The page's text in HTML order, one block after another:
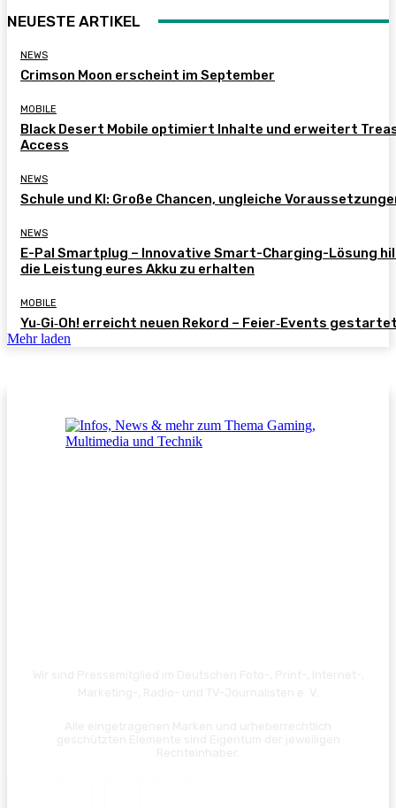
NEUESTE ARTIKEL
NEWS
Crimson Moon erscheint im September
MOBILE
Black Desert Mobile optimiert Inhalte und erweitert
Access
NEWS
Schule und KI: Große Chancen, ungleiche
NEWS
E-Pal Smartplug – Innovative Smart-Charging-Lösung
die Leistung eures Akku zu erhalten
MOBILE
Yu‑Gi‑Oh! erreicht neuen Rekord – Feier‑Events
Mehr laden